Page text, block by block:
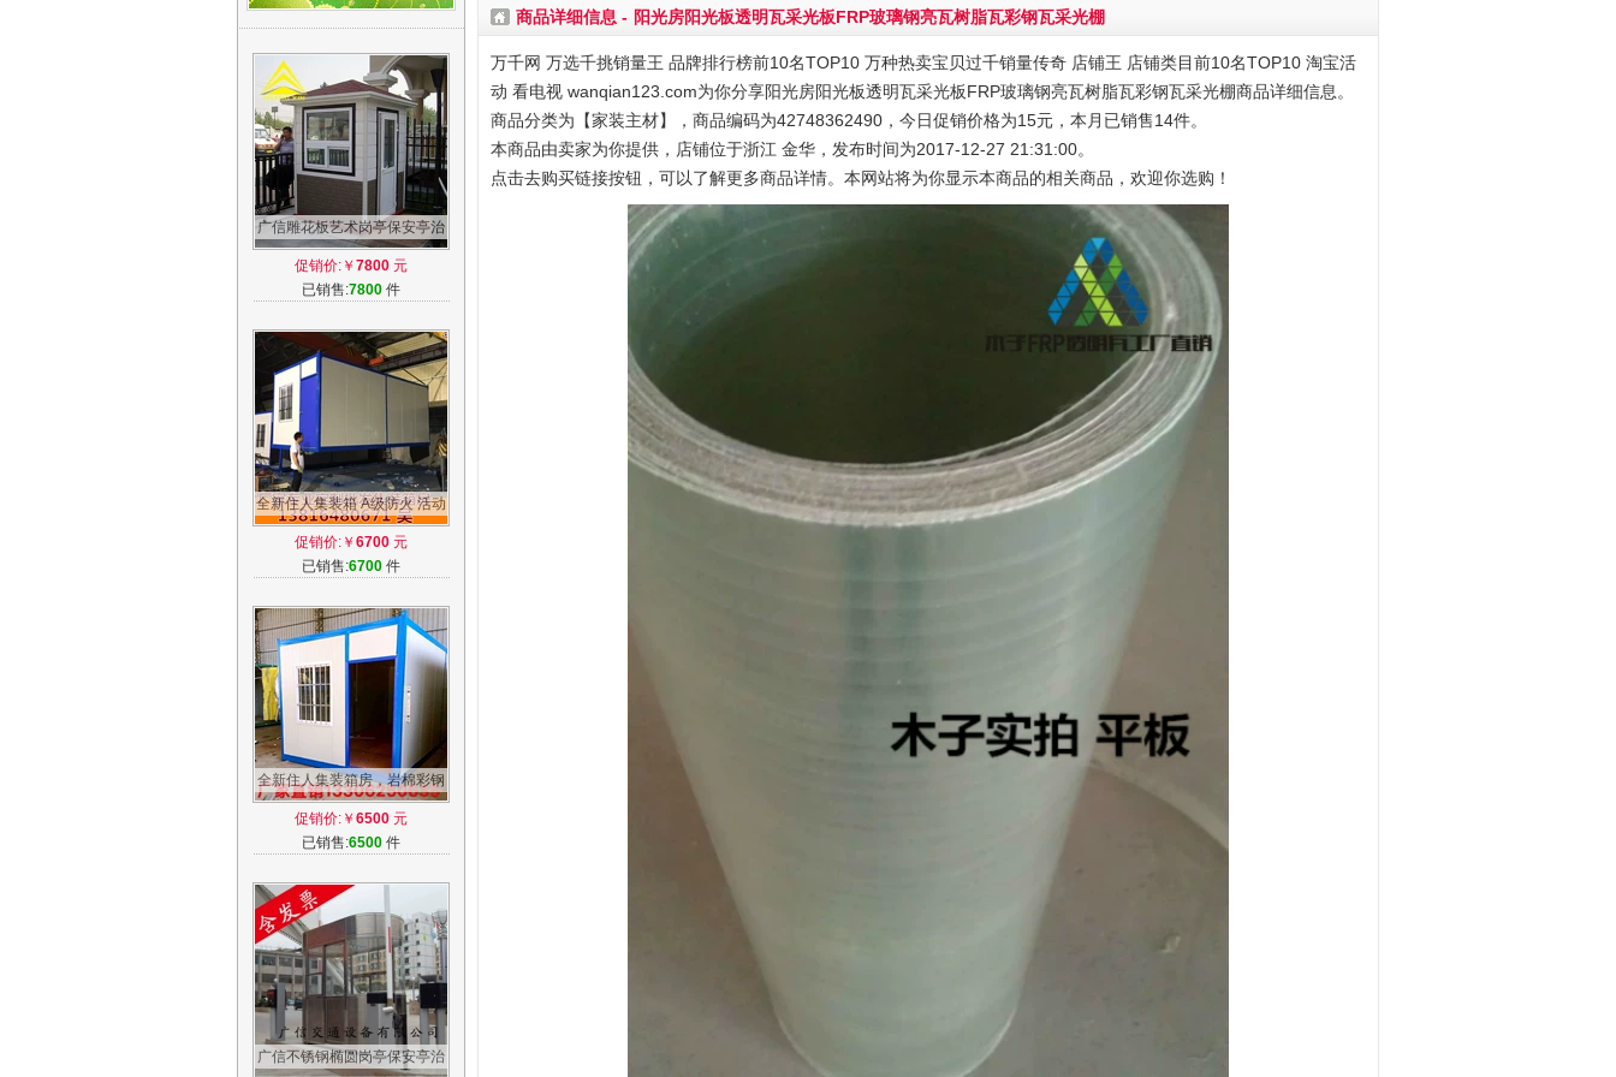
广信雕花板艺术岗亭保安亭治
安亭门卫岗亭收费岗亭房值班
物业岗亭
促销价:￥ 7800 元
已销售:7800 件
全新住人集装箱 A级防火 活动
移动房 移动临时房简易岩棉夹
芯板房
促销价:￥ 6700 元
已销售:6700 件
全新住人集装箱房，岩棉彩钢
板组合防火移动箱房，活动房
箱房
促销价:￥ 6500 元
已销售:6500 件
广信不锈钢椭圆岗亭保安亭治
商品详细信息 - 阳光房阳光板透明瓦采光板FRP玻璃钢亮瓦树脂瓦彩钢瓦采光棚
万千网 万选千挑销量王 品牌排行榜前10名TOP10 万种热卖宝贝过千销量传奇 店铺王 店铺类目前10名TOP10 淘宝活
动 看电视 wanqian123.com为你分享阳光房阳光板透明瓦采光板FRP玻璃钢亮瓦树脂瓦彩钢瓦采光棚商品详细信息。
商品分类为【家装主材】，商品编码为42748362490，今日促销价格为15元，本月已销售14件。
本商品由卖家为你提供，店铺位于浙江 金华，发布时间为2017-12-27 21:31:00。
点击去购买链接按钮，可以了解更多商品详情。本网站将为你显示本商品的相关商品，欢迎你选购！